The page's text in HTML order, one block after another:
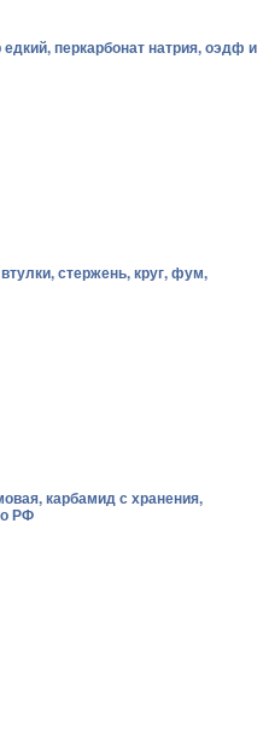
перкарбонат натрия, оэдф и
стержень, круг, фум,
карбамид с хранения,
РФ